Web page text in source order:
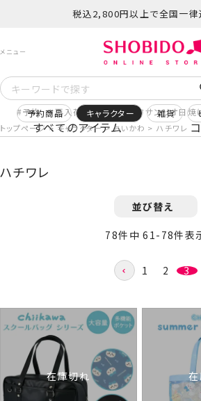
税込2,800円以上で全国一律
予約 再入荷 ヒロアカ サンリオ日焼
すべてのアイテム
予約商品 キャラクター 雑貨
トップページ キャラクター ちいかわ ハチワレ
ハチワレ
並び替え
78件中 61- 78件表
1 2 3
在庫切れ